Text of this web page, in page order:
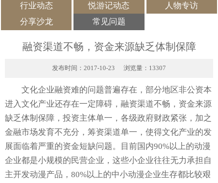
行业动态 悦游记动态
人物专访
分享沙龙
常见问题
融资渠道不畅，资金来源缺乏体制保障
发布时间：2017-10-23 浏览量：13307
文化企业融资难的问题普遍存在，部分地区非公资本
进入文化产业还存在一定障碍，融资渠道不畅，资金来源
缺乏体制保障，投资主体单一，各级政府财政紧张，加之
金融市场发育不充分，筹资渠道单一，使得文化产业的发
展面临着严重的资金短缺问题。目前国内90%以上的动漫
企业都是小规模的民营企业，这些小企业往往无力承担自
主开发动漫产品，80%以上的中小动漫企业生存都比较艰